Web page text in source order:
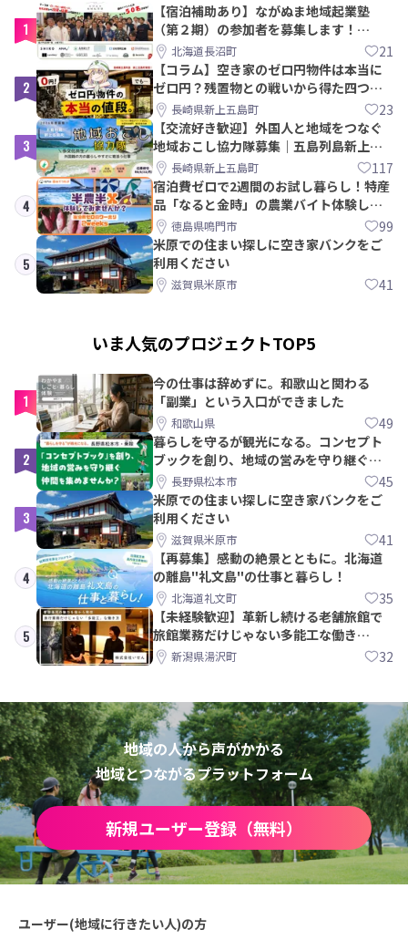
1
【宿泊補助あり】ながぬま地域起業塾
（第２期）の参加者を募集します！
【8/21〆】
北海道長沼町 21
2
【コラム】空き家のゼロ円物件は本当に
ゼロ円？残置物との戦いから得た四つの
教訓｜新上五島町
長崎県新上五島町 23
3
【交流好き歓迎】外国人と地域をつなぐ
地域おこし協力隊募集｜五島列島新上五
島町長崎県新上五島町 117
4
宿泊費ゼロで2週間のお試し暮らし！特産
品「なると金時」の農業バイト体験して
みませんか？
徳島県鳴門市 99
5
米原での住まい探しに空き家バンクをご
利用ください
滋賀県米原市 41
いま人気のプロジェクトTOP5
1
今の仕事は辞めずに。和歌山と関わる
「副業」という入口ができました
和歌山県 49
2
暮らしを守るが観光になる。コンセプト
ブックを創り、地域の営みを守り継ぐ仲
間を集めませんか？
長野県松本市 45
3
米原での住まい探しに空き家バンクをご
利用ください
滋賀県米原市 41
4
【再募集】感動の絶景とともに。北海道
の離島"礼文島"の仕事と暮らし！
北海道礼文町 35
5
【未経験歓迎】革新し続ける老舗旅館で
旅館業務だけじゃない多能工な働き
方。 株式会社いせん
新潟県湯沢町 32
地域の人から声がかかる
地域とつながるプラットフォーム
新規ユーザー登録（無料）
ユーザー(地域に行きたい人)の方